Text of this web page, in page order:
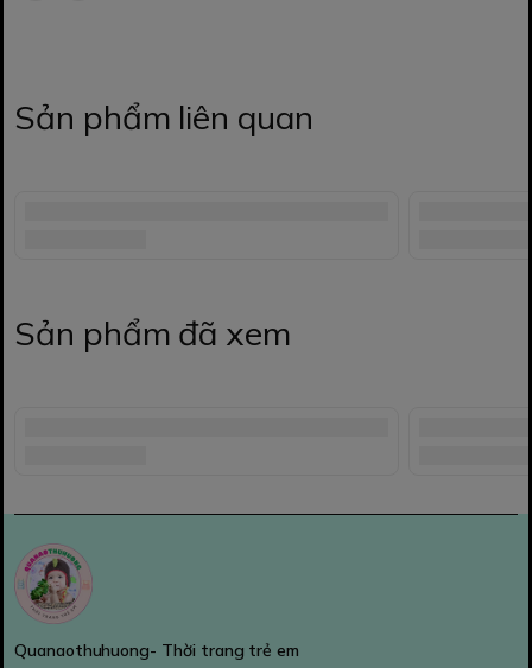
Sản phẩm liên quan
Sản phẩm đã xem
Quanaothuhuong- Thời trang trẻ em